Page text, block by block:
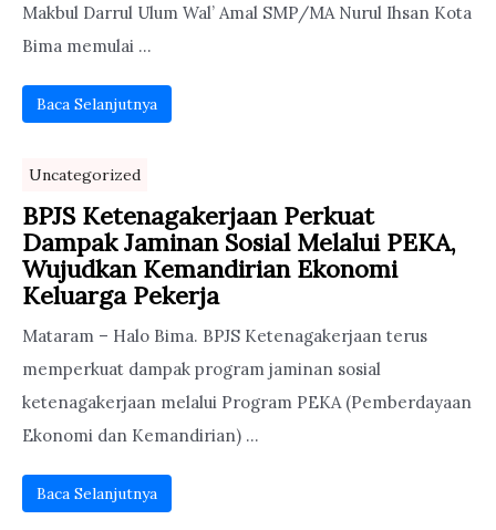
Makbul Darrul Ulum Wal’ Amal SMP/MA Nurul Ihsan Kota
Bima memulai ...
Baca Selanjutnya
Uncategorized
BPJS Ketenagakerjaan Perkuat
Dampak Jaminan Sosial Melalui PEKA,
Wujudkan Kemandirian Ekonomi
Keluarga Pekerja
Mataram – Halo Bima. BPJS Ketenagakerjaan terus
memperkuat dampak program jaminan sosial
ketenagakerjaan melalui Program PEKA (Pemberdayaan
Ekonomi dan Kemandirian) ...
Baca Selanjutnya